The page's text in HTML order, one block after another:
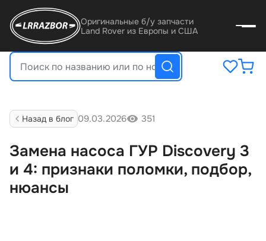
Оригинальные б/у запчасти
Land Rover из Европы и США
Назад в бло 09.03.2026 351
Замена насоса ГУР Discovery 3
и 4: признаки поломки, подбор,
нюансы